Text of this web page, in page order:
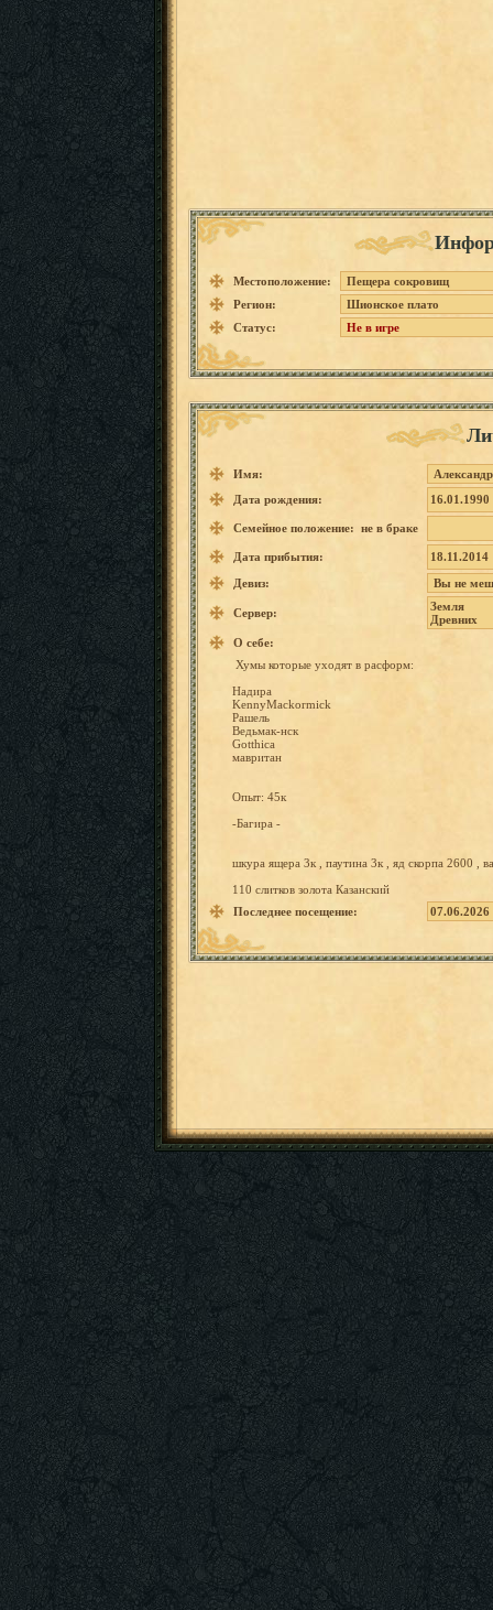
Местоположение:
Пещера сокровищ
Регион:
Шионское плато
Статус:
Не в игре
Имя:
Александр
Дата рождения:
16.01.1990
Семейное положение: не в браке
Дата прибытия:
18.11.2014
Девиз:
Вы не
Сервер:
Земля
Древних
О себе:
Хумы которые уходят в расформ:
Надира
KennyMackormick
Рашель
Ведьмак-нск
Gotthica
мавритан
Опыт: 45к
-Багира -
шкура ящера 3к паутина 3к яд скорпа 2600
110 слитков золота Казанский
Последнее посещение:
07.06.2026